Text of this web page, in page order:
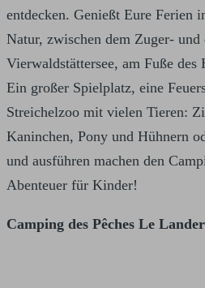
entdecken. Genießt Eure Ferien
Natur, zwischen dem Zuger- und
Vierwaldstättersee, am Fuße des
Ein großer Spielplatz, eine
Streichelzoo mit vielen Tieren:
Kaninchen, Pony und Hühnern
und ausführen machen den
Abenteuer für Kinder!
Camping des Pêches Le